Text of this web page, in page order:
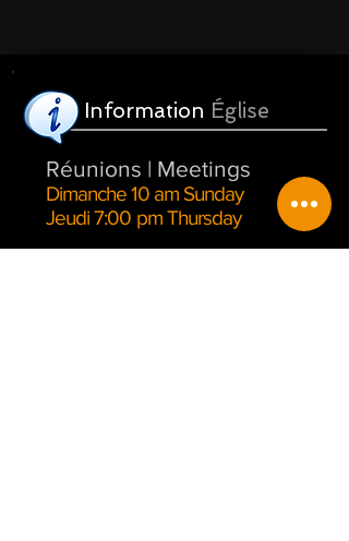
Information Église
Réunions | Meetings
Dimanche 10 am Sunday
Jeudi 7:00 pm Thursday